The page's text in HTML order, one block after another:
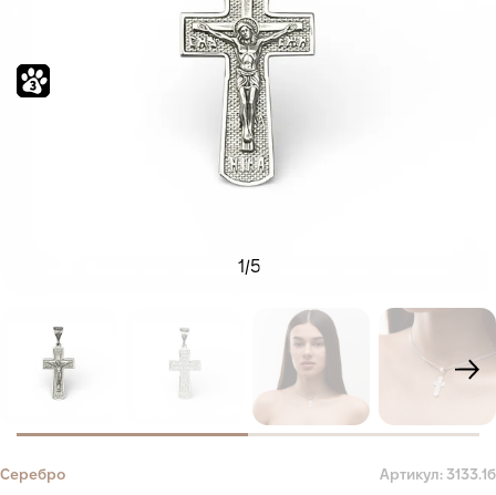
1/5
Серебро Артикул: 3133.1б